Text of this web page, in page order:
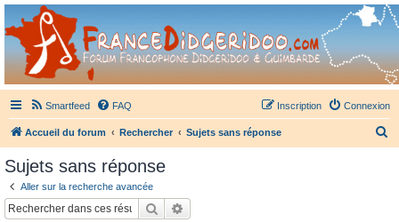
France Didgeridoo
Didgeridoo et Guimbarde sur France Didgeridoo - retrouvez la communauté.
Smartfeed FAQ Connexion
Inscription
Accueil du forum Rechercher Sujets sans réponse
Sujets sans réponse
Aller sur la recherche avancée
Rechercher